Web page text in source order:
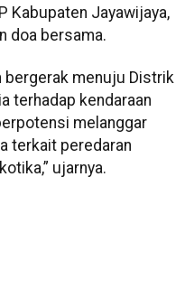
Kabupaten Jayawijaya,
doa bersama.
bergerak menuju Distrik
terhadap kendaraan
melanggar
terkait peredaran
ujarnya.